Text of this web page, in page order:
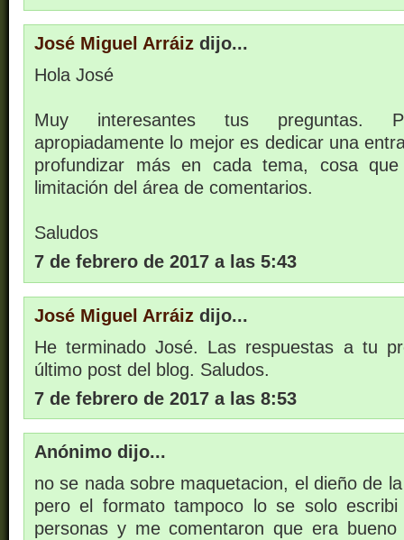
José Miguel Arráiz dijo...
Hola José
Muy interesantes tus preguntas.
apropiadamente lo mejor es dedicar una
profundizar más en cada tema, cosa
limitación del área de comentarios.
Saludos
7 de febrero de 2017 a las 5:43
José Miguel Arráiz dijo...
He terminado José. Las respuestas a tu
último post del blog. Saludos.
7 de febrero de 2017 a las 8:53
Anónimo dijo...
no se nada sobre maquetacion, el dieño de
pero el formato tampoco lo se solo
personas y me comentaron que era